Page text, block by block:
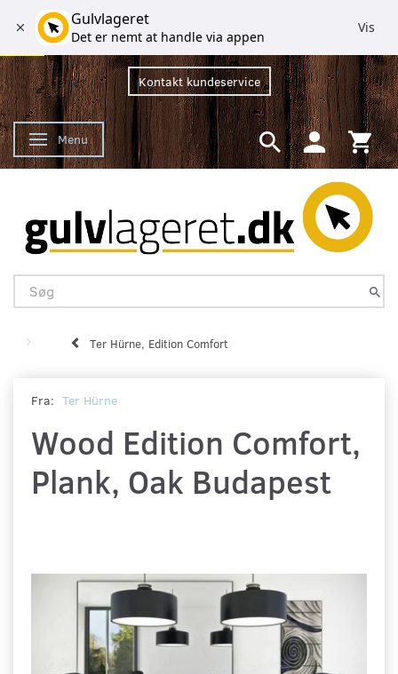
Kontakt kundeservice
Skifte navigation
Menu
Ter Hürne, Edition Comfort
Fra: Ter Hürne
Wood Edition Comfort,
Plank, Oak Budapest
Gulvlageret
Det er nemt at handle via appen
Vis